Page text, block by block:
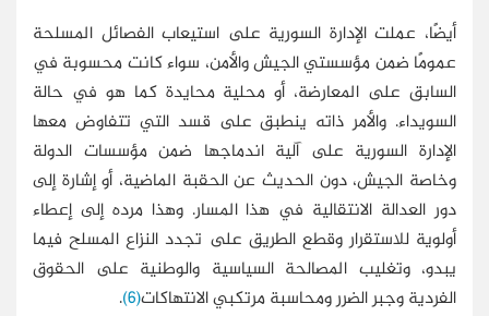
أيضًا، عملت الإدارة السورية على استيعاب الفصائل المسلحة
عمومًا ضمن مؤسستي الجيش والأمن، سواء كانت محسوبة في
السابق على المعارضة، أو محلية محايدة كما هو في حالة
السويداء. والأمر ذاته ينطبق على قسد التي تتفاوض معها
الإدارة السورية على آلية اندماجها ضمن مؤسسات الدولة
وخاصة الجيش، دون الحديث عن الحقبة الماضية، أو إشارة إلى
دور العدالة الانتقالية في هذا المسار. وهذا مرده إلى إعطاء
أولوية للاستقرار وقطع الطريق على تجدد النزاع المسلح فيما
يبدو، وتغليب المصالحة السياسية والوطنية على الحقوق
الفردية وجبر الضرر ومحاسبة مرتكبي الانتهاكات(6)
.